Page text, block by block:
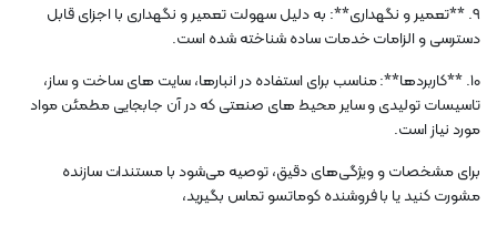
9. **تعمیر و نگهداری**: به دلیل سهولت تعمیر و نگهداری با اجزای قابل
دسترسی و الزامات خدمات ساده شناخته شده است.
10. **کاربردها**: مناسب برای استفاده در انبارها، سایت های ساخت و ساز،
تاسیسات تولیدی و سایر محیط های صنعتی که در آن جابجایی مطمئن مواد
مورد نیاز است.
برای مشخصات و ویژگی‌های دقیق، توصیه می‌شود با مستندات سازنده
مشورت کنید یا با فروشنده کوماتسو تماس بگیرید،